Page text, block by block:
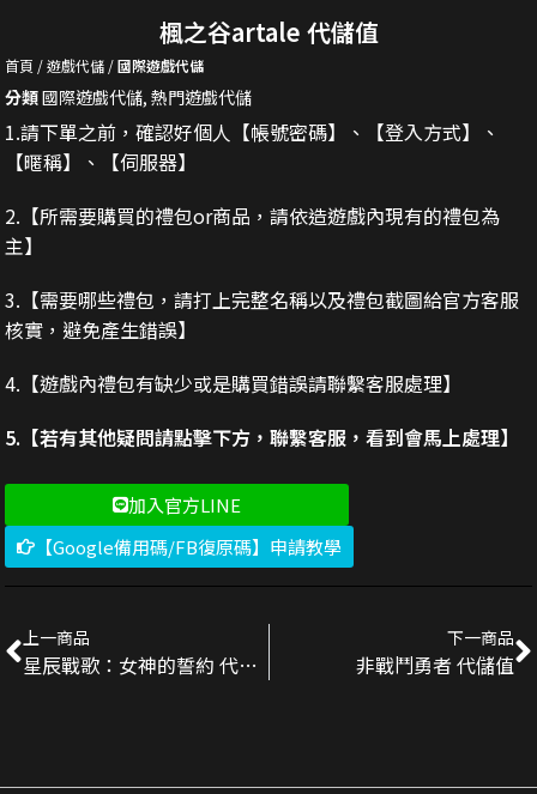
楓之谷artale 代儲值
首頁 遊戲代儲 國際遊戲代儲
分類國際遊戲代儲, 熱門遊戲代儲
1.請下單之前，確認好個人【帳號密碼】、【登入方式】、
【暱稱】、【伺服器】
2. 【所需要購買的禮包or商品，請依造遊戲內現有的禮包為
主】
3. 【需要哪些禮包，請打上完整名稱以及禮包截圖給官方客服
核實，避免產生錯誤】
4.【遊戲內禮包有缺少或是購買錯誤請聯繫客服處理】
5.【若有其他疑問請點擊下方，聯繫客服，看到會馬上處理】
加入官方LINE
【Google備用碼/FB復原碼】申請教學
上一商品
星辰戰歌：女神的誓約 代儲值
下一商品
非戰鬥勇者 代儲值